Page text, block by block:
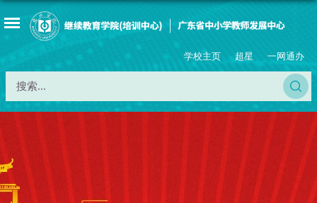
学校主页 超星 一网通办